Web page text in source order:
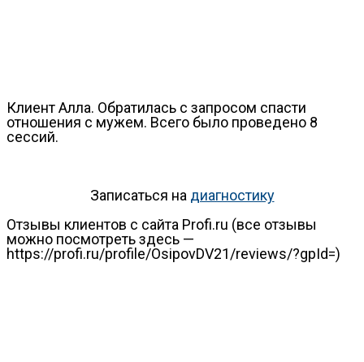
Клиент Алла. Обратилась с запросом спасти
отношения с мужем. Всего было проведено 8
сессий.
Записаться на диагностику
Отзывы клиентов с сайта Profi.ru (все отзывы
можно посмотреть здесь —
https://profi.ru/profile/OsipovDV21/reviews/?gpId=)